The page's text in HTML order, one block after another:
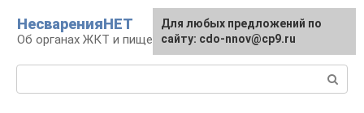
контенту
НесваренияНЕТ
Об органах ЖКТ и пищеварении
Для любых предложений по
сайту: cdo-nnov@cp9.ru